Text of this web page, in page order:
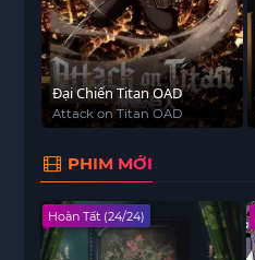
Đại Chiến Titan OAD
Attack on Titan OAD
PHIM MỚI
Hoàn Tất (24/24)